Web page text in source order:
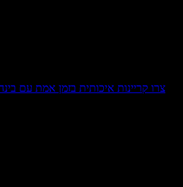
צרו קריינות איכותית בזמן אמת עם